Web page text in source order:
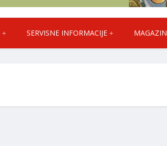
SERVISNE INFORMACIJE MAGAZIN